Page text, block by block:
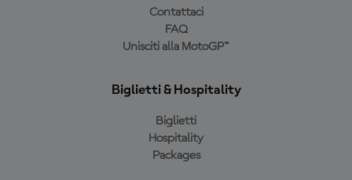
Contattaci
FAQ
Unisciti alla MotoGP™
Biglietti & Hospitality
Biglietti
Hospitality
Packages